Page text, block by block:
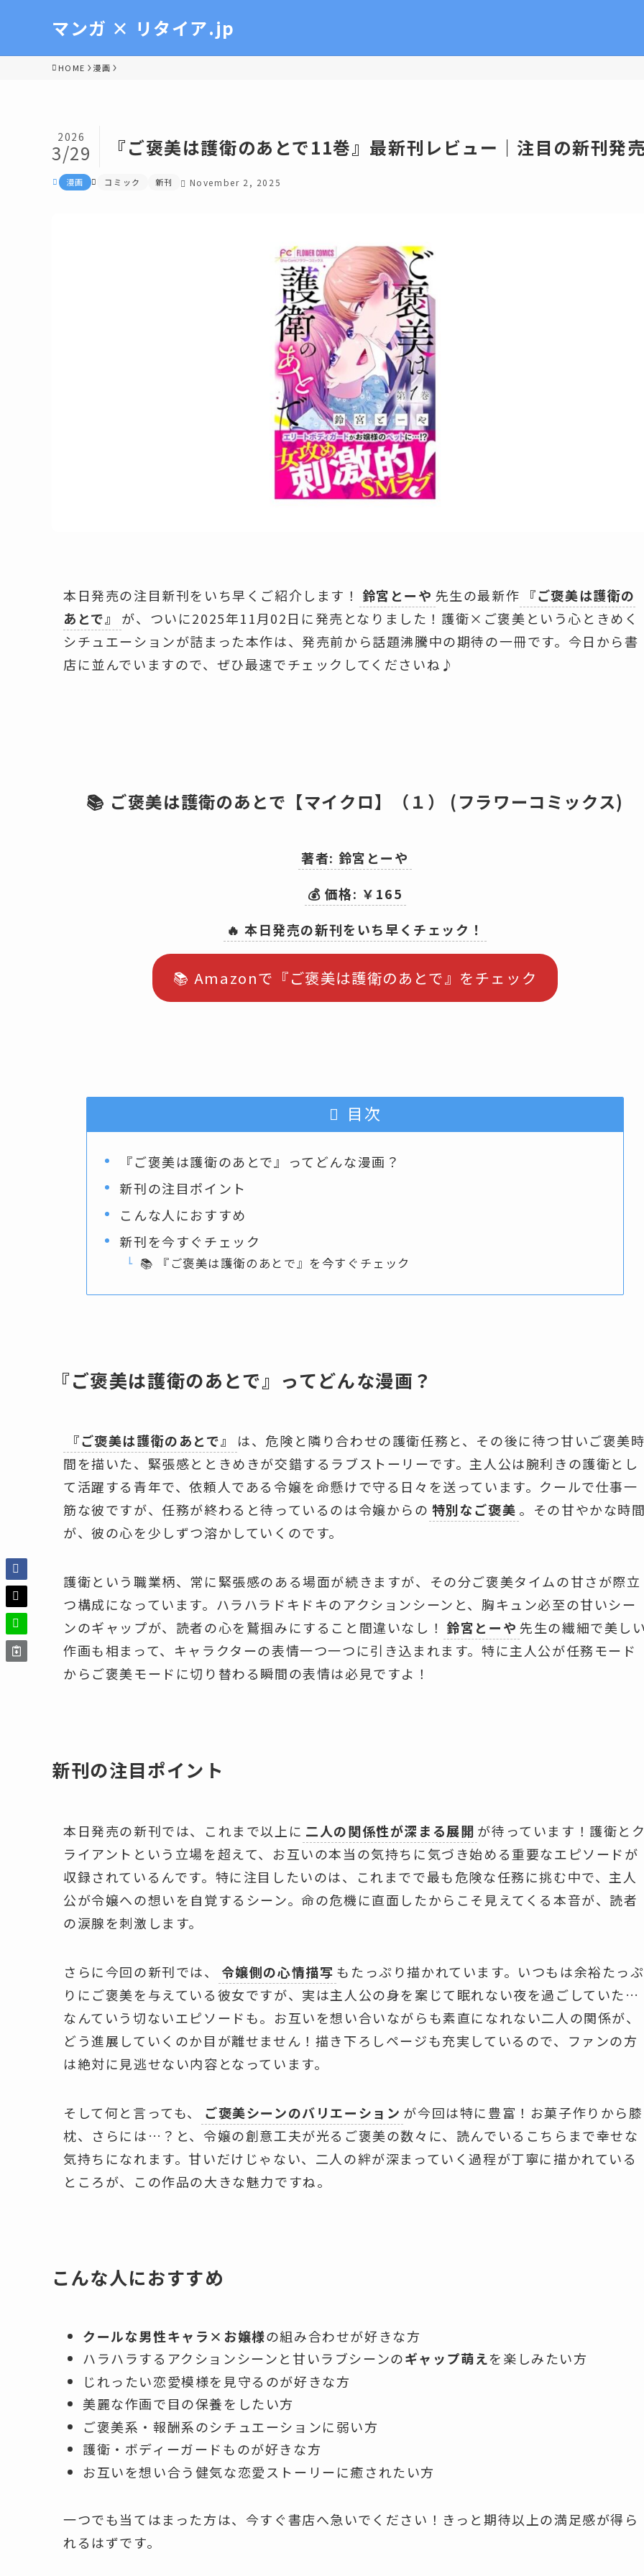
マンガ × リタイア.jp
HOME 漫画
『ご褒美は護衛のあとで11巻』最新刊レビュー｜注目の新刊発
2026
3/29
漫画 コミック 新刊 November 2, 2025
本日発売の注目新刊をいち早くご紹介します！ 鈴宮とーや 先生の最新作
『ご褒美は護衛の
あとで』
が、ついに2025年11月02日に発売となりました！護衛×ご褒美という心ときめく
シチュエーションが詰まった本作は、発売前から話題沸騰中の期待の一冊です。今日から書
店に並んでいますので、ぜひ最速でチェックしてくださいね♪
📚 ご褒美は護衛のあとで【マイクロ】（１） (フラワーコミックス)
著者: 鈴宮とーや
💰 価格: ￥165
🔥 本日発売の新刊をいち早くチェック！
📚 Amazonで『ご褒美は護衛のあとで』をチェック
目次
『ご褒美は護衛のあとで』ってどんな漫画？
新刊の注目ポイント
こんな人におすすめ
新刊を今すぐチェック
📚 『ご褒美は護衛のあとで』を今すぐチェック
『ご褒美は護衛のあとで』ってどんな漫画？
『ご褒美は護衛のあとで』
は、危険と隣り合わせの護衛任務と、その後に待つ甘いご褒美
間を描いた、緊張感とときめきが交錯するラブストーリーです。主人公は腕利きの護衛とし
て活躍する青年で、依頼人である令嬢を命懸けで守る日々を送っています。クールで仕事一
筋な彼ですが、任務が終わると待っているのは令嬢からの 特別なご褒美 。その甘やかな時
が、彼の心を少しずつ溶かしていくのです。
護衛という職業柄、常に緊張感のある場面が続きますが、その分ご褒美タイムの甘さが際立
つ構成になっています。ハラハラドキドキのアクションシーンと、胸キュン必至の甘いシー
ンのギャップが、読者の心を鷲掴みにすること間違いなし！ 鈴宮とーや 先生の繊細で美し
作画も相まって、キャラクターの表情一つ一つに引き込まれます。特に主人公が任務モード
からご褒美モードに切り替わる瞬間の表情は必見ですよ！
新刊の注目ポイント
本日発売の新刊では、これまで以上に 二人の関係性が深まる展開 が待っています！護衛と
ライアントという立場を超えて、お互いの本当の気持ちに気づき始める重要なエピソードが
収録されているんです。特に注目したいのは、これまでで最も危険な任務に挑む中で、主人
公が令嬢への想いを自覚するシーン。命の危機に直面したからこそ見えてくる本音が、読者
の涙腺を刺激します。
さらに今回の新刊では、 令嬢側の心情描写 もたっぷり描かれています。いつもは余裕たっぷ
りにご褒美を与えている彼女ですが、実は主人公の身を案じて眠れない夜を過ごしていた…
なんていう切ないエピソードも。お互いを想い合いながらも素直になれない二人の関係が、
どう進展していくのか目が離せません！描き下ろしページも充実しているので、ファンの方
は絶対に見逃せない内容となっています。
そして何と言っても、 ご褒美シーンのバリエーション が今回は特に豊富！お菓子作りから膝
枕、さらには…？と、令嬢の創意工夫が光るご褒美の数々に、読んでいるこちらまで幸せな
気持ちになれます。甘いだけじゃない、二人の絆が深まっていく過程が丁寧に描かれている
ところが、この作品の大きな魅力ですね。
こんな人におすすめ
クールな男性キャラ×お嬢様の組み合わせが好きな方
ハラハラするアクションシーンと甘いラブシーンのギャップ萌えを楽しみたい方
じれったい恋愛模様を見守るのが好きな方
美麗な作画で目の保養をしたい方
ご褒美系・報酬系のシチュエーションに弱い方
護衛・ボディーガードものが好きな方
お互いを想い合う健気な恋愛ストーリーに癒されたい方
一つでも当てはまった方は、今すぐ書店へ急いでください！きっと期待以上の満足感が得ら
れるはずです。